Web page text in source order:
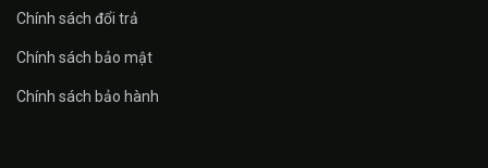
Chính sách đổi trả
Chính sách bảo mật
Chính sách bảo hành